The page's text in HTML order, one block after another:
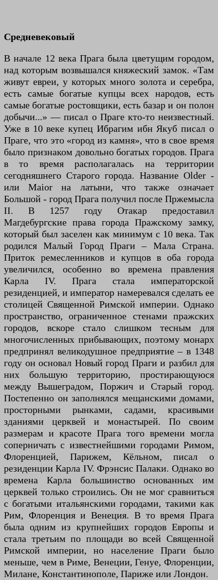
Средневековый
В начале 12 века Прага была цветущим городом,
над которым возвышался княжеский замок. «Там
живут евреи, у которых много золота и серебра,
есть самые богатые купцы всех народов, есть
самые богатые ростовщики, есть базар и он полон
добычи...» — писал о Праге кто-то неизвестный.
Уже в 10 веке купец Ибрагим ибн Якуб писал о
Праге, что это «город из камня», что в свое время
было признаком довольно богатых городов. Прага
в то время располагалась на территории
сегодняшнего Старого города. Название Older -
или Maior на латыни, что также означает
Большой - город Прага получил после Пржемысла
II. В 1257 году Отакар предоставил
Магдебургские права города Пражскому замку,
который был заселен как минимум с 10 века. Так
родился Малый Город Праги – Мала Страна.
Приток ремесленников и купцов в оба города
увеличился, особенно во времена правления
Карла IV. Прага стала императорской
резиденцией, и император намеревался сделать ее
столицей Священной Римской империи. Однако
пространство, ограниченное стенами пражских
городов, вскоре стало слишком тесным для
многочисленных прибывающих, поэтому монарх
предпринял великодушное предприятие – в 1348
году он основал Новый город Праги и разбил для
них большую территорию, простирающуюся
между Вышеградом, Поржич и Старый город.
Постепенно он заполнялся мещанскими домами,
просторными рынками, садами, красивыми
зданиями церквей и монастырей. По своим
размерам и красоте Прага того времени могла
соперничать с известнейшими городами Римом,
Флоренцией, Парижем, Кёльном, писал о
резиденции Карла IV. Фрэнсис Палаки. Однако во
времена Карла большинство основанных им
церквей только строились. Он не мог сравниться
с богатыми итальянскими городами, такими как
Рим, Флоренция и Венеция. В то время Прага
была одним из крупнейших городов Европы и
стала третьим по площади во всей Священной
Римской империи, но население Праги было
меньше, чем в Риме, Венеции, Генуе, Флоренции,
Милане, Константинополе, Париже или Лондон.